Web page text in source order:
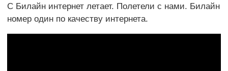
С Билайн интернет летает. Полетели с нами. Билайн
номер один по качеству интернета.